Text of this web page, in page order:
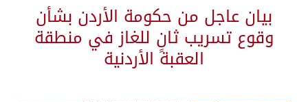
بيان عاجل من حكومة الأردن بشأن
وقوع تسريب ثانٍ للغاز في منطقة
العقبة الأردنية